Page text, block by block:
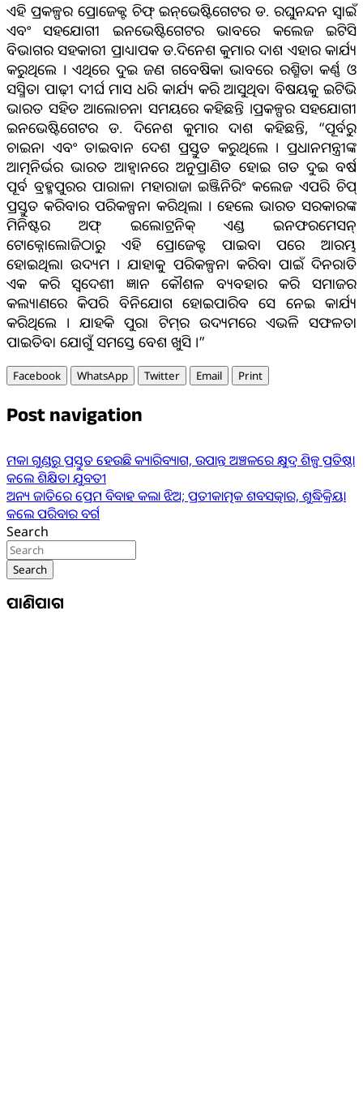
ଏହି ପ୍ରକଳ୍ପର ପ୍ରୋଜେକ୍ଟ ଚିଫ୍ ଇନ୍‌ଭେଷ୍ଟିଗେଟର ଡ. ରଘୁନନ୍ଦନ ସ୍ବାଇଁ
ଏବଂ ସହଯୋଗୀ ଇନଭେଷ୍ଟିଗେଟର ଭାବରେ କଲେଜ ଇଟିସି
ବିଭାଗର ସହକାରୀ ପ୍ରାଧ୍ୟାପକ ଡ.ଦିନେଶ କୁମାର ଦାଶ ଏହାର କାର୍ଯ୍ୟ
କରୁଥିଲେ । ଏଥିରେ ଦୁଇ ଜଣ ଗବେଷିକା ଭାବରେ ରଶ୍ମିତା କର୍ଣ୍ଣ ଓ
ସସ୍ମିତା ପାଢ଼ୀ ଦୀର୍ଘ ମାସ ଧରି କାର୍ଯ୍ୟ କରି ଆସୁଥିବା ବିଷୟକୁ ଇଟିଭି
ଭାରତ ସହିତ ଆଲୋଚନା ସମୟରେ କହିଛନ୍ତି ।ପ୍ରକଳ୍ପର ସହଯୋଗୀ
ଇନଭେଷ୍ଟିଗେଟର ଡ. ଦିନେଶ କୁମାର ଦାଶ କହିଛନ୍ତି, “ପୂର୍ବରୁ
ଚାଇନା ଏବଂ ତାଇବାନ ଦେଶ ପ୍ରସ୍ତୁତ କରୁଥିଲେ । ପ୍ରଧାନମନ୍ତ୍ରୀଙ୍କ
ଆତ୍ମନିର୍ଭର ଭାରତ ଆହ୍ବାନରେ ଅନୁପ୍ରାଣିତ ହୋଇ ଗତ ଦୁଇ ବର୍ଷ
ପୂର୍ବ ବ୍ରହ୍ମପୁରର ପାରାଳା ମହାରାଜା ଇଞ୍ଜିନିରିଂ କଲେଜ ଏପରି ଚିପ୍
ପ୍ରସ୍ତୁତ କରିବାର ପରିକଳ୍ପନା କରିଥିଲା । ହେଲେ ଭାରତ ସରକାରଙ୍କ
ମିନିଷ୍ଟର ଅଫ୍ ଇଲୋଟ୍ରନିକ୍ ଏଣ୍ଡ ଇନଫରମେସନ୍
ଟୋକ୍ନୋଲୋଜିଠାରୁ ଏହି ପ୍ରୋଜେକ୍ଟ ପାଇବା ପରେ ଆରମ୍ଭ
ହୋଇଥିଲା ଉଦ୍ୟମ । ଯାହାକୁ ପରିକଳ୍ପନା କରିବା ପାଇଁ ଦିନରାତି
ଏକ କରି ସ୍ବଦେଶୀ ଜ୍ଞାନ କୌଶଳ ବ୍ୟବହାର କରି ସମାଜର
କଲ୍ୟାଣରେ କିପରି ବିନିଯୋଗ ହୋଇପାରିବ ସେ ନେଇ କାର୍ଯ୍ୟ
କରିଥିଲେ । ଯାହକି ପୁରା ଟିମ୍‌ର ଉଦ୍ୟମରେ ଏଭଳି ସଫଳତା
ପାଇତିବା ଯୋଗୁଁ ସମସ୍ତେ ବେଶ ଖୁସି ।”
Facebook WhatsApp Twitter Email Print
Post navigation
ମକା ଗୁଣ୍ଡରୁ ପ୍ରସ୍ତୁତ ହେଉଛି କ୍ୟାରିବ୍ୟାଗ, ଉପାନ୍ତ ଅଞ୍ଚଳରେ କ୍ଷୁଦ୍ର ଶିଳ୍ପ ପ୍ରତିଷ୍ଠା
କଲେ ଶିକ୍ଷିତା ଯୁବତୀ
ଅନ୍ୟ ଜାତିରେ ପ୍ରେମ ବିବାହ କଲା ଝିଅ; ପ୍ରତୀକାତ୍ମକ ଶବସତ୍କାର, ଶୁଦ୍ଧିକ୍ରିୟା
କଲେ ପରିବାର ବର୍ଗ
Search
Search
ପାଣିପାଗ